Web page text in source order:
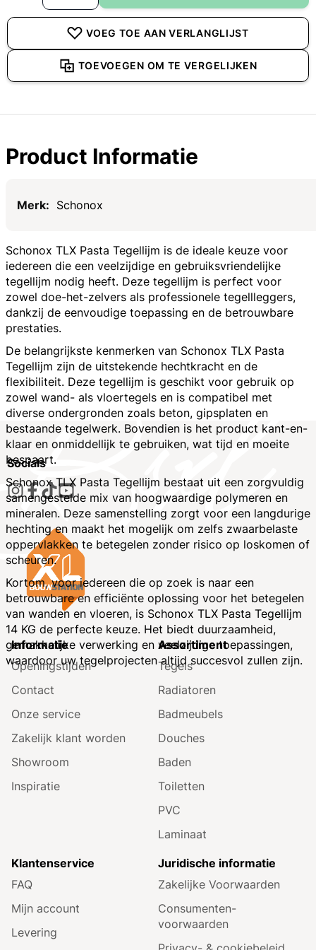
VOEG TOE AAN VERLANGLIJST
TOEVOEGEN OM TE VERGELIJKEN
Product Informatie
Specificaties
Schonox
Schonox TLX Pasta Tegellijm is de ideale keuze voor
iedereen die een veelzijdige en gebruiksvriendelijke
tegellijm nodig heeft. Deze tegellijm is perfect voor
zowel doe-het-zelvers als professionele tegellleggers,
dankzij de eenvoudige toepassing en de betrouwbare
prestaties.
De belangrijkste kenmerken van Schonox TLX Pasta
Tegellijm zijn de uitstekende hechtkracht en de
flexibiliteit. Deze tegellijm is geschikt voor gebruik op
zowel wand- als vloertegels en is compatibel met
diverse ondergronden zoals beton, gipsplaten en
bestaande tegelwerk. Bovendien is het product kant-en-
klaar en onmiddellijk te gebruiken, wat tijd en moeite
bespaart.
Schonox TLX Pasta Tegellijm bestaat uit een zorgvuldig
samengestelde mix van hoogwaardige polymeren en
mineralen. Deze samenstelling zorgt voor een langdurige
hechting en maakt het mogelijk om zelfs zwaarbelaste
oppervlakken te betegelen zonder risico op loskomen of
scheuren.
Kortom, voor iedereen die op zoek is naar een
betrouwbare en efficiënte oplossing voor het betegelen
van wanden en vloeren, is Schonox TLX Pasta Tegellijm
14 KG de perfecte keuze. Het biedt duurzaamheid,
gemakkelijke verwerking en veelzijdige toepassingen,
waardoor uw tegelprojecten altijd succesvol zullen zijn.
Socials
Informatie
Openingstijden
Contact
Onze service
Zakelijk klant worden
Showroom
Inspiratie
Assortiment
Tegels
Radiatoren
Badmeubels
Douches
Baden
Toiletten
PVC
Laminaat
Klantenservice
FAQ
Mijn account
Levering
Juridische informatie
Zakelijke Voorwaarden
Consumenten­
voorwaarden